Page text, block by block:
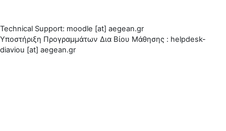
Technical Support: moodle [at] aegean.gr
Υποστήριξη Προγραμμάτων Δια Βίου Μάθησης : helpdesk-
diaviou [at] aegean.gr